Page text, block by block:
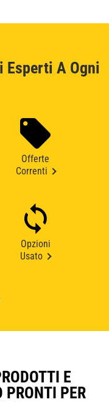
Esperti A Ogni
Offerte
Correnti
Opzioni
Usato
E
PRONTI PER